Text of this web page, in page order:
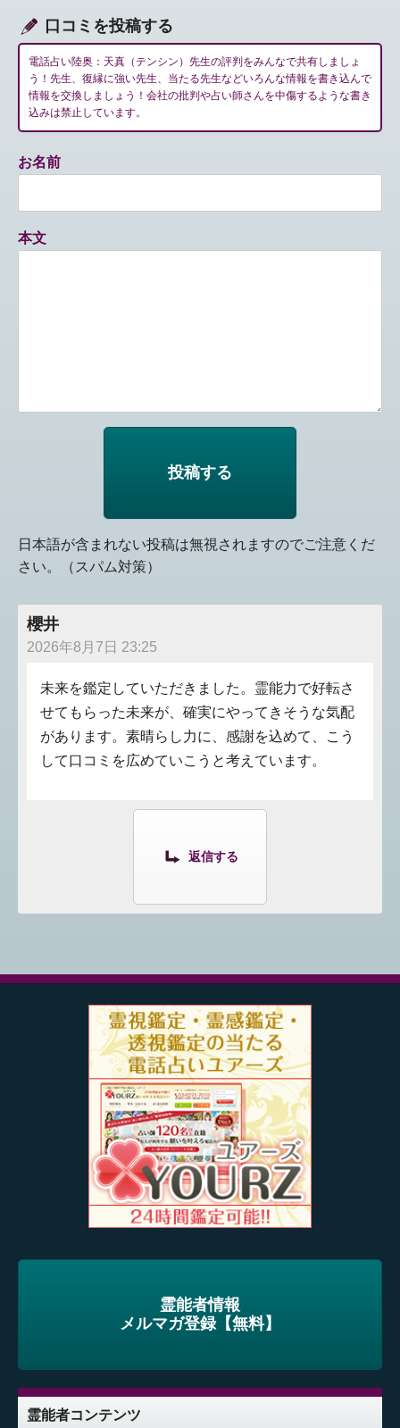
口コミを投稿する
電話占い陸奥：天真（テンシン）先生の評判をみんなで共有しましょ
う！先生、復縁に強い先生、当たる先生などいろんな情報を書き込んで
情報を交換しましょう！会社の批判や占い師さんを中傷するような書き
込みは禁止しています。
お名前
本文
日本語が含まれない投稿は無視されますのでご注意くだ
さい。（スパム対策）
櫻井
2026年8月7日 23:25
未来を鑑定していただきました。霊能力で好転さ
せてもらった未来が、確実にやってきそうな気配
があります。素晴らし力に、感謝を込めて、こう
して口コミを広めていこうと考えています。
返信する
霊能者情報
メルマガ登録【無料】
霊能者コンテンツ